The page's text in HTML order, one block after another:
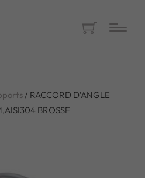
/ RACCORD D’ANGLE
BROSSE